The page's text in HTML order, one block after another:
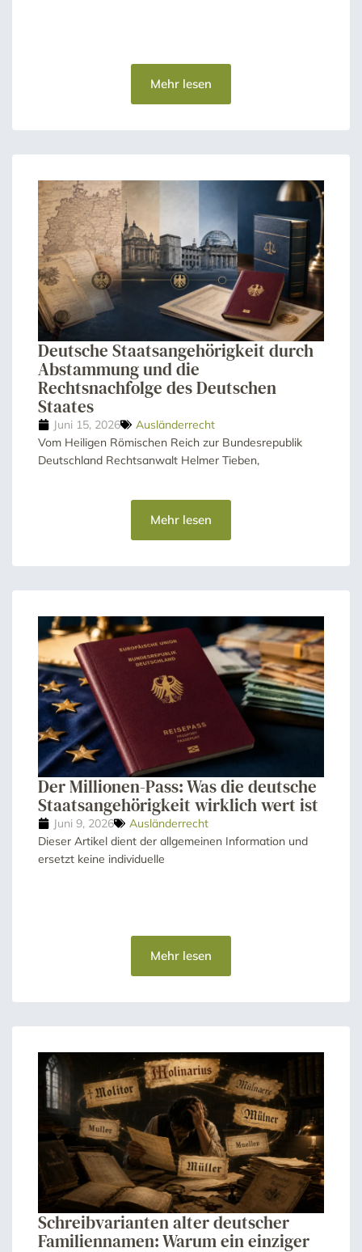
Mehr lesen
Deutsche Staatsangehörigkeit durch
Abstammung und die
Rechtsnachfolge des Deutschen
Staates
Juni 15, 2026
Ausländerrecht
Vom Heiligen Römischen Reich zur Bundesrepublik
Deutschland Rechtsanwalt Helmer Tieben,
Mehr lesen
Der Millionen-Pass: Was die deutsche
Staatsangehörigkeit wirklich wert ist
Juni 9, 2026
Ausländerrecht
Dieser Artikel dient der allgemeinen Information und
ersetzt keine individuelle
Mehr lesen
Schreibvarianten alter deutscher
Familiennamen: Warum ein einziger